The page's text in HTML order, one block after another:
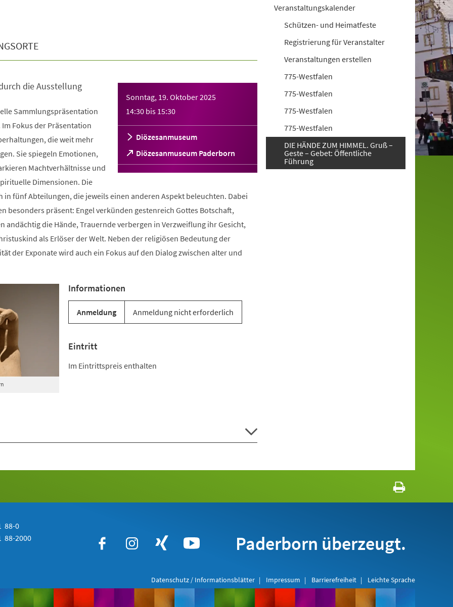
Sonntag, 19. Oktober 2025
14:30 bis 15:30
Diözesanmuseum
Diözesanmuseum Paderborn
(Öffnet
in
einem
Tab)
die Ausstellung
Sammlungspräsentation
Fokus der Präsentation
die weit mehr
Sie spiegeln Emotionen,
Machtverhältnisse und
Dimensionen. Die
in fünf Abteilungen, die jeweils einen anderen Aspekt beleuchten. Dabei
besonders präsent: Engel verkünden gestenreich Gottes Botschaft,
andächtig die Hände, Trauernde verbergen in Verzweiflung ihr Gesicht,
als Erlöser der Welt. Neben der religiösen Bedeutung der
der Exponate wird auch ein Fokus auf den Dialog zwischen alter und
Informationen
Anmeldung Anmeldung nicht erforderlich
Eintritt
Im Eintrittspreis enthalten
Veranstaltungskalender
Schützen- und Heimatfeste
Registrierung für Veranstalter
Veranstaltungen erstellen
775-Westfalen
775-Westfalen
775-Westfalen
775-Westfalen
DIE HÄNDE ZUM HIMMEL. Gruß –
Geste – Gebet: Öffentliche
Führung
88-0
88-2000 Paderborn überzeugt.
Datenschutz / Informationsblätter Impressum Barrierefreiheit Leichte Sprache